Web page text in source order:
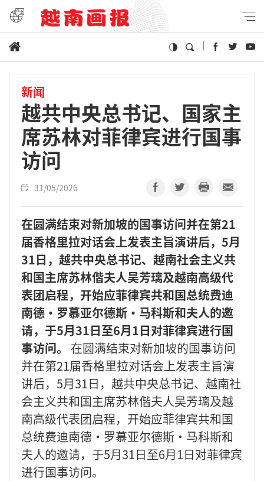
新闻
越共中央总书记、国家主
席苏林对菲律宾进行国事
访问
31/05/2026
在圆满结束对新加坡的国事访问并在第21
届香格里拉对话会上发表主旨演讲后，5月
31日，越共中央总书记、越南社会主义共
和国主席苏林偕夫人吴芳璃及越南高级代
表团启程，开始应菲律宾共和国总统费迪
南德·罗慕亚尔德斯·马科斯和夫人的邀
请，于5月31日至6月1日对菲律宾进行国
事访问。
在圆满结束对新加坡的国事访问
并在第21届香格里拉对话会上发表主旨演
讲后，5月31日，越共中央总书记、越南社
会主义共和国主席苏林偕夫人吴芳璃及越
南高级代表团启程，开始应菲律宾共和国
总统费迪南德·罗慕亚尔德斯·马科斯和
夫人的邀请，于5月31日至6月1日对菲律宾
进行国事访问。